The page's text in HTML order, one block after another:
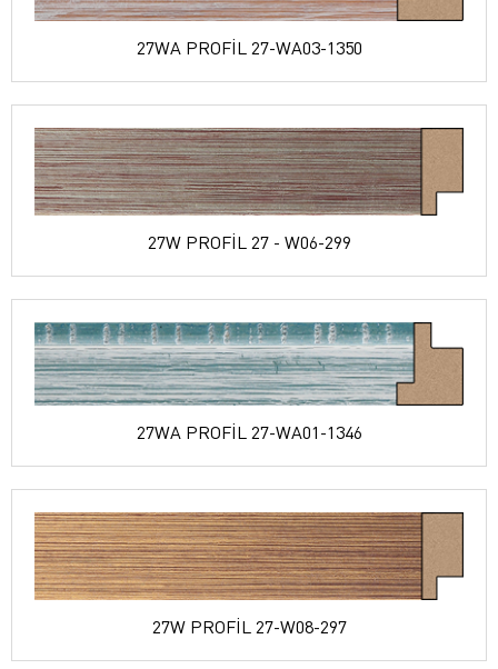
27WA PROFİL 27-WA03-1350
27W PROFİL 27 - W06-299
27WA PROFİL 27-WA01-1346
27W PROFİL 27-W08-297